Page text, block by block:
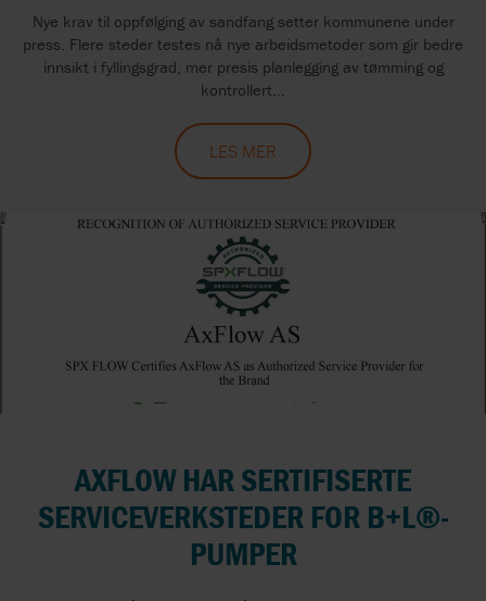
Nye krav til oppfølging av sandfang setter kommunene under
press. Flere steder testes nå nye arbeidsmetoder som gir bedre
innsikt i fyllingsgrad, mer presis planlegging av tømming og
kontrollert...
LES MER
AXFLOW HAR SERTIFISERTE
SERVICEVERKSTEDER FOR B+L®-
PUMPER